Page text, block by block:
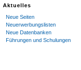
Aktuelles
Neue Seiten
Neuerwerbungslisten
Neue Datenbanken
Führungen und Schulungen